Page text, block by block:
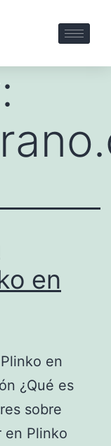
en
en
¿Qué es
sobre
en Plinko